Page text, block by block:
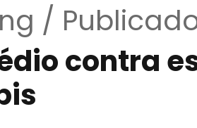
/
contra